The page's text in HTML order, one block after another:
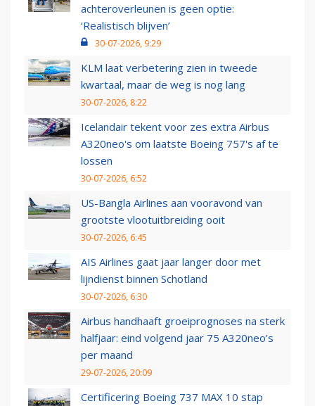
achteroverleunen is geen optie:
‘Realistisch blijven’
30-07-2026, 9:29
KLM laat verbetering zien in tweede
kwartaal, maar de weg is nog lang
30-07-2026, 8:22
Icelandair tekent voor zes extra Airbus
A320neo's om laatste Boeing 757's af te
lossen
30-07-2026, 6:52
US-Bangla Airlines aan vooravond van
grootste vlootuitbreiding ooit
30-07-2026, 6:45
AIS Airlines gaat jaar langer door met
lijndienst binnen Schotland
30-07-2026, 6:30
Airbus handhaaft groeiprognoses na sterk
halfjaar: eind volgend jaar 75 A320neo’s
per maand
29-07-2026, 20:09
Certificering Boeing 737 MAX 10 stap